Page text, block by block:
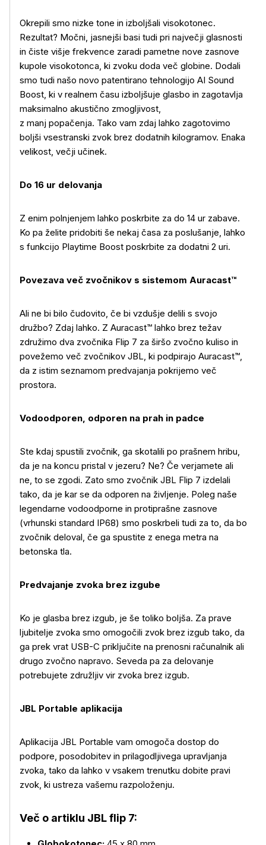
Okrepili smo nizke tone in izboljšali visokotonec.
Rezultat? Močni, jasnejši basi tudi pri največji glasnosti
in čiste višje frekvence zaradi pametne nove zasnove
kupole visokotonca, ki zvoku doda več globine. Dodali
smo tudi našo novo patentirano tehnologijo AI Sound
Boost, ki v realnem času izboljšuje glasbo in zagotavlja
maksimalno akustično zmogljivost,
z manj popačenja. Tako vam zdaj lahko zagotovimo
boljši vsestranski zvok brez dodatnih kilogramov. Enaka
velikost, večji učinek.
Do 16 ur delovanja
Z enim polnjenjem lahko poskrbite za do 14 ur zabave.
Ko pa želite pridobiti še nekaj časa za poslušanje, lahko
s funkcijo Playtime Boost poskrbite za dodatni 2 uri.
Povezava več zvočnikov s sistemom Auracast™
Ali ne bi bilo čudovito, če bi vzdušje delili s svojo
družbo? Zdaj lahko. Z Auracast™ lahko brez težav
združimo dva zvočnika Flip 7 za širšo zvočno kuliso in
povežemo več zvočnikov JBL, ki podpirajo Auracast™,
da z istim seznamom predvajanja pokrijemo več
prostora.
Vodoodporen, odporen na prah in padce
Ste kdaj spustili zvočnik, ga skotalili po prašnem hribu,
da je na koncu pristal v jezeru? Ne? Če verjamete ali
ne, to se zgodi. Zato smo zvočnik JBL Flip 7 izdelali
tako, da je kar se da odporen na življenje. Poleg naše
legendarne vodoodporne in protiprašne zasnove
(vrhunski standard IP68) smo poskrbeli tudi za to, da bo
zvočnik deloval, če ga spustite z enega metra na
betonska tla.
Predvajanje zvoka brez izgube
Ko je glasba brez izgub, je še toliko boljša. Za prave
ljubitelje zvoka smo omogočili zvok brez izgub tako, da
ga prek vrat USB-C priključite na prenosni računalnik ali
drugo zvočno napravo. Seveda pa za delovanje
potrebujete združljiv vir zvoka brez izgub.
JBL Portable aplikacija
Aplikacija JBL Portable vam omogoča dostop do
podpore, posodobitev in prilagodljivega upravljanja
zvoka, tako da lahko v vsakem trenutku dobite pravi
zvok, ki ustreza vašemu razpoloženju.
Več o artiklu JBL flip 7: